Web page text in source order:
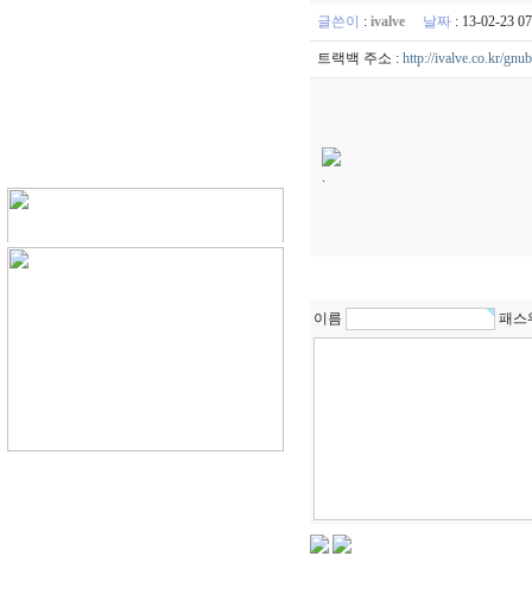
글쓴이 : ivalve 날짜 : 13-02-23
트랙백 주소 : http://ivalve.co.kr/
.
이름 패스